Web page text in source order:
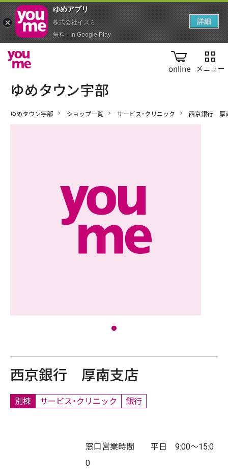
online
ゆめタウン宇部 ショップ一覧 サービス・クリニック 西京銀行 厚
西京銀行 厚南支店
別棟 サービス・クリニック 銀行
窓口営業時間 平日 9:00～15:0
0
ゆめアプ‪リ‬
株式会社イズミ
無料 - In Google Play
詳細